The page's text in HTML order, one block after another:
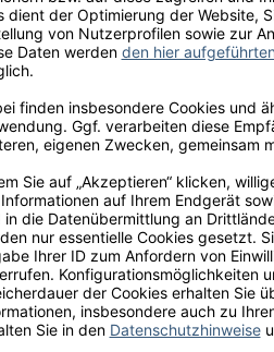
Sie bequem auf Rechnung mit
PayPal Check-out